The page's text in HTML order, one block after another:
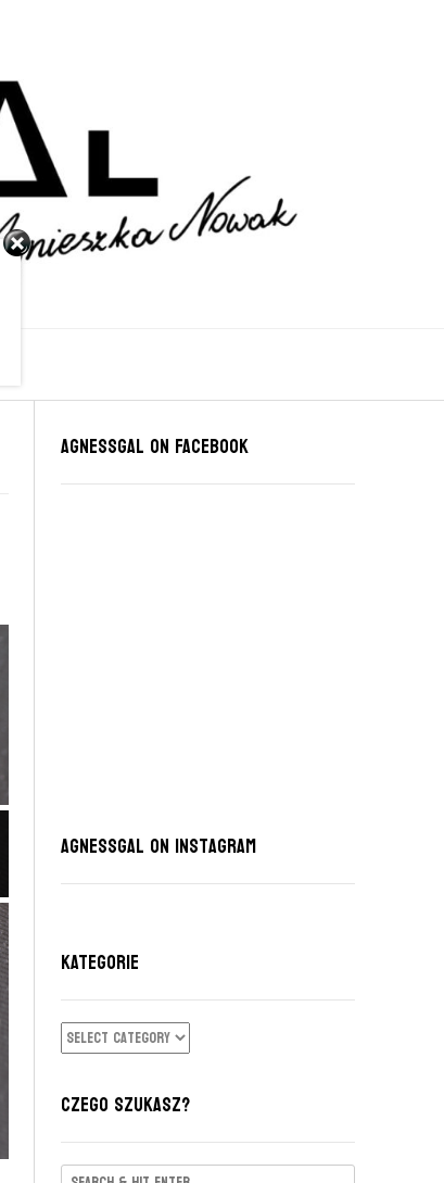
Agnessgal on Facebook
AgnessGal on Instagram
KATEGORIE
KATEGORIE
CZEGO SZUKASZ?